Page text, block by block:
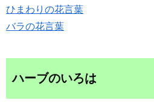
ひまわりの花言葉
バラの花言葉
ハーブのいろは